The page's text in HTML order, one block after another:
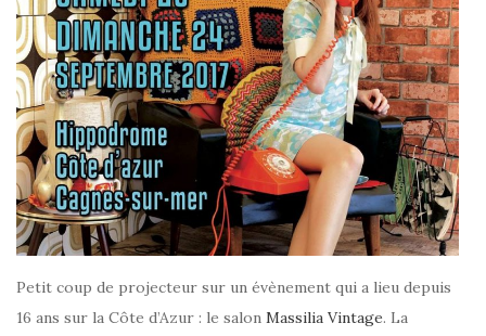
Petit coup de projecteur sur un évènement qui a lieu depuis
16 ans sur la Côte d’Azur : le salon Massilia Vintage. La